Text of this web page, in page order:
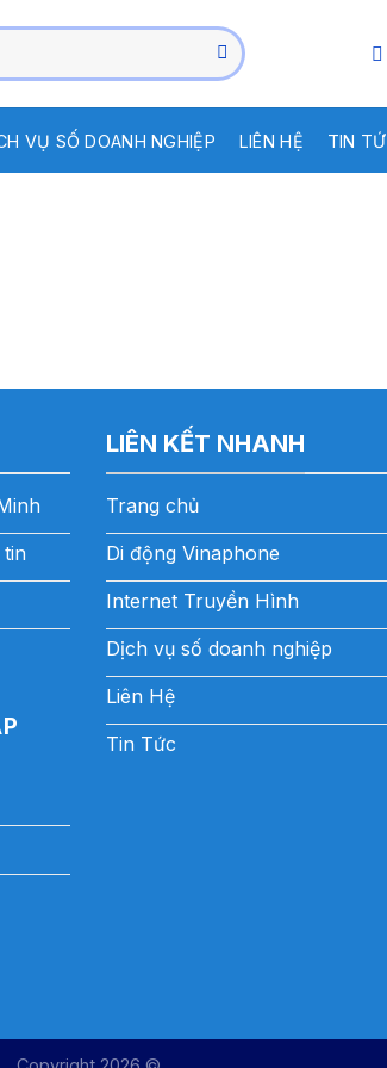
VỤ SỐ DOANH NGHIỆP LIÊN HỆ TIN
LIÊN KẾT NHANH
Trang chủ
Di động Vinaphone
Internet Truyền Hình
Dịch vụ số doanh nghiệp
Liên Hệ
Tin Tức